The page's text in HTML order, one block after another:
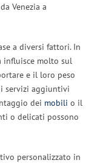
Venezia a
a diversi fattori. In
influisce molto sul
e il loro peso
servizi aggiuntivi
dei mobili o il
o delicati possono
personalizzato in